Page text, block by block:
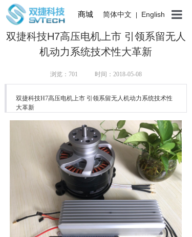
首页
产品
联系
商城
简体中文 | English
商城
双捷科技H7高压电机上市 引领系留无人
机动力系统技术性大革新
浏览： 701 时间：2018-05-08
双捷科技H7高压电机上市 引领系留无人机动力系统技术性
大革新